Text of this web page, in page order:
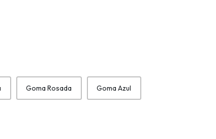
Goma Rosada Goma Azul